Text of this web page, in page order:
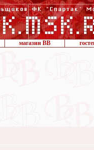
магазин ВВ